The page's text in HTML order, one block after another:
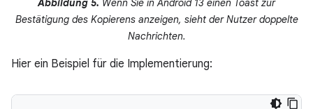
Abbildung 5. Wenn Sie in Android 13 einen Toast zur
Bestätigung des Kopierens anzeigen, sieht der Nutzer doppelte
Nachrichten.
Hier ein Beispiel für die Implementierung: